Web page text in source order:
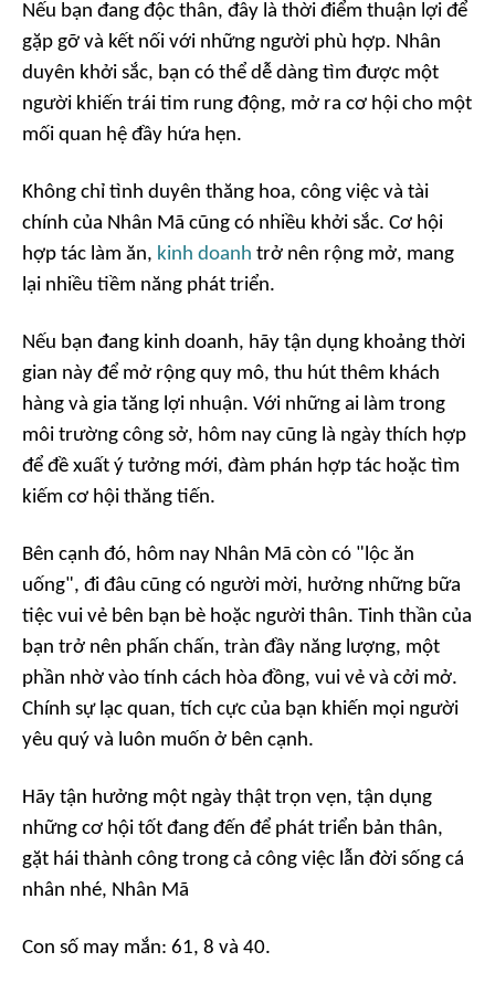
Nếu bạn đang độc thân, đây là thời điểm thuận lợi để
gặp gỡ và kết nối với những người phù hợp. Nhân
duyên khởi sắc, bạn có thể dễ dàng tìm được một
người khiến trái tim rung động, mở ra cơ hội cho một
mối quan hệ đầy hứa hẹn.
Không chỉ tình duyên thăng hoa, công việc và tài
chính của Nhân Mã cũng có nhiều khởi sắc. Cơ hội
hợp tác làm ăn, kinh doanh trở nên rộng mở, mang
lại nhiều tiềm năng phát triển.
Nếu bạn đang kinh doanh, hãy tận dụng khoảng thời
gian này để mở rộng quy mô, thu hút thêm khách
hàng và gia tăng lợi nhuận. Với những ai làm trong
môi trường công sở, hôm nay cũng là ngày thích hợp
để đề xuất ý tưởng mới, đàm phán hợp tác hoặc tìm
kiếm cơ hội thăng tiến.
Bên cạnh đó, hôm nay Nhân Mã còn có "lộc ăn
uống", đi đâu cũng có người mời, hưởng những bữa
tiệc vui vẻ bên bạn bè hoặc người thân. Tinh thần của
bạn trở nên phấn chấn, tràn đầy năng lượng, một
phần nhờ vào tính cách hòa đồng, vui vẻ và cởi mở.
Chính sự lạc quan, tích cực của bạn khiến mọi người
yêu quý và luôn muốn ở bên cạnh.
Hãy tận hưởng một ngày thật trọn vẹn, tận dụng
những cơ hội tốt đang đến để phát triển bản thân,
gặt hái thành công trong cả công việc lẫn đời sống cá
nhân nhé, Nhân Mã
Con số may mắn: 61, 8 và 40.